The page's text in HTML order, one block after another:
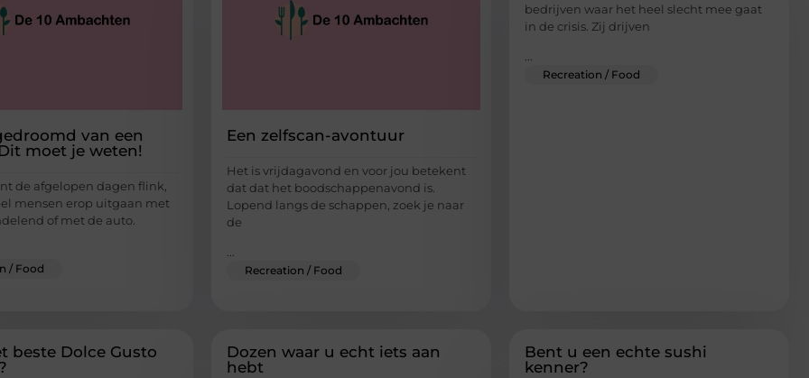
van een
moet je weten!
de afgelopen dagen flink,
mensen erop uitgaan met
of met de auto.
/ Food
Een zelfscan-avontuur
Het is vrijdagavond en voor jou betekent
dat dat het boodschappenavond is.
Lopend langs de schappen, zoek je naar
de
...
Recreation / Food
bedrijven waar het heel slecht mee gaat
in de crisis. Zij drijven
...
Recreation / Food
beste Dolce Gusto
Dozen waar u echt iets aan
hebt
Bent u een echte sushi
kenner?